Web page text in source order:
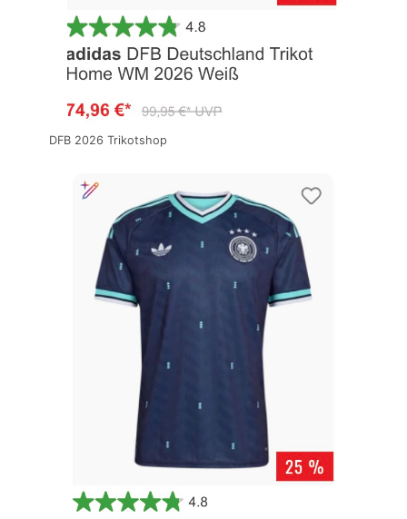
DFB 2026 Trikotshop